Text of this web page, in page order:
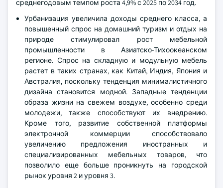
среднегодовым темпом роста 4,9% с 2025 по 2034 год.
Урбанизация увеличила доходы среднего класса, а
повышенный спрос на домашний туризм и отдых на
природе стимулировал рост мебельной
промышленности в Азиатско-Тихоокеанском
регионе. Спрос на складную и модульную мебель
растет в таких странах, как Китай, Индия, Япония и
Австралия, поскольку тенденция минималистичного
дизайна становится модной. Западные тенденции
образа жизни на свежем воздухе, особенно среди
молодежи, также способствуют их внедрению.
Кроме того, развитие собственной платформы
электронной коммерции способствовало
увеличению предложения иностранных и
специализированных мебельных товаров, что
позволило еще больше проникнуть на городской
рынок уровня 2 и уровня 3.